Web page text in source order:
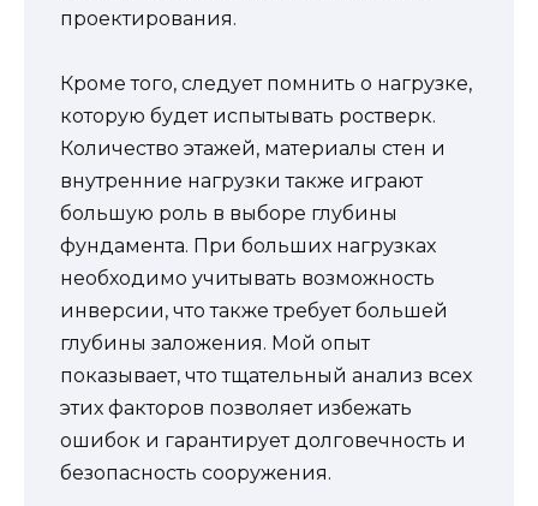
проектирования.
Кроме того, следует помнить о нагрузке,
которую будет испытывать ростверк.
Количество этажей, материалы стен и
внутренние нагрузки также играют
большую роль в выборе глубины
фундамента. При больших нагрузках
необходимо учитывать возможность
инверсии, что также требует большей
глубины заложения. Мой опыт
показывает, что тщательный анализ всех
этих факторов позволяет избежать
ошибок и гарантирует долговечность и
безопасность сооружения.